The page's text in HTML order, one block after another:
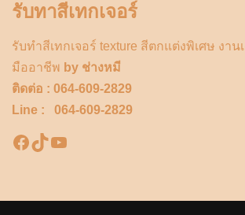
รับทาสีเทกเจอร์
รับทำสีเทกเจอร์ texture สีตกแต่งพิเศษ งาน
มืออาชีพ by ช่างหมี
ติดต่อ : 064-609-2829
Line : 064-609-2829